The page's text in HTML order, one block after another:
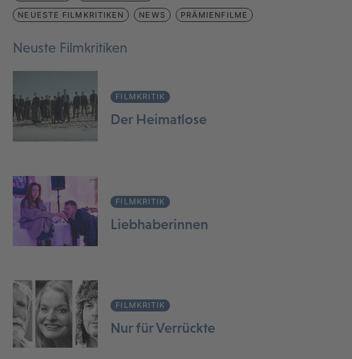
NEUESTE FILMKRITIKEN NEWS PRÄMIENFILME
Neuste Filmkritiken
FILMKRITIK
Der Heimatlose
FILMKRITIK
Liebhaberinnen
FILMKRITIK
Nur für Verrückte